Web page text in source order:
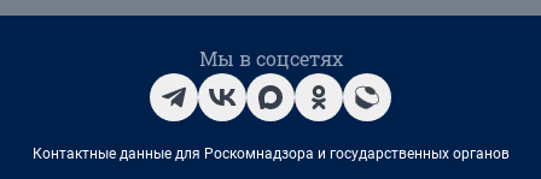
Мы в соцсетях
Контактные данные для Роскомнадзора и государственных органов